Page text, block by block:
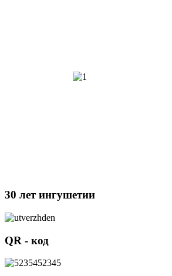
30 лет ингушетии
QR - код